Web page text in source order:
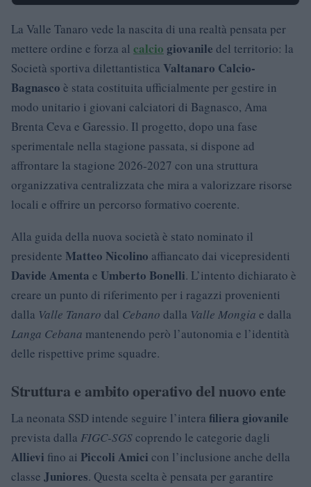
La Valle Tanaro vede la nascita di una realtà pensata per
mettere ordine e forza al calcio giovanile del territorio: la
Società sportiva dilettantistica Valtanaro Calcio-
Bagnasco è stata costituita ufficialmente per gestire in
modo unitario i giovani calciatori di Bagnasco, Ama
Brenta Ceva e Garessio. Il progetto, dopo una fase
sperimentale nella stagione passata, si dispone ad
affrontare la stagione 2026-2027 con una struttura
organizzativa centralizzata che mira a valorizzare risorse
locali e offrire un percorso formativo coerente.
Alla guida della nuova società è stato nominato il
presidente Matteo Nicolino affiancato dai vicepresidenti
Davide Amenta e Umberto Bonelli. L’intento dichiarato è
creare un punto di riferimento per i ragazzi provenienti
dalla Valle Tanaro dal Cebano dalla Valle Mongia e dalla
Langa Cebana mantenendo però l’autonomia e l’identità
delle rispettive prime squadre.
Struttura e ambito operativo del nuovo ente
La neonata SSD intende seguire l’intera filiera giovanile
prevista dalla FIGC-SGScoprendo le categorie dagli
Allievi fino ai Piccoli Amici con l’inclusione anche della
classe Juniores. Questa scelta è pensata per garantire